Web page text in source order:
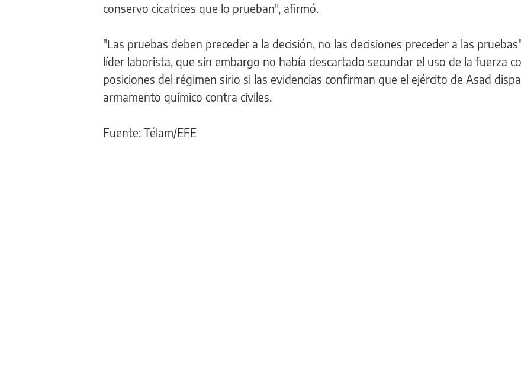
conservo cicatrices que lo prueban", afirmó.
"Las pruebas deben preceder a la decisión, no las decisiones preceder a las
líder laborista, que sin embargo no había descartado secundar el uso de la fuerza
posiciones del régimen sirio si las evidencias confirman que el ejército de Asad
armamento químico contra civiles.
Fuente: Télam/EFE